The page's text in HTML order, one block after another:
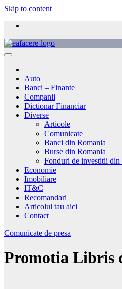
Skip to content
Auto
Banci – Finante
Companii
Dictionar Financiar
Diverse
Articole
Comunicate
Banci din Romania
Burse din Romania
Fonduri de investitii din
Economie
Imobiliare
IT&C
Recomandari
Articolul tau aici
Contact
Comunicate de presa
Promotia Libris